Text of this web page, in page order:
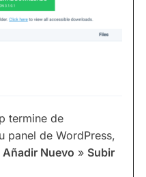
termine de
panel de WordPress,
Añadir Nuevo » Subir